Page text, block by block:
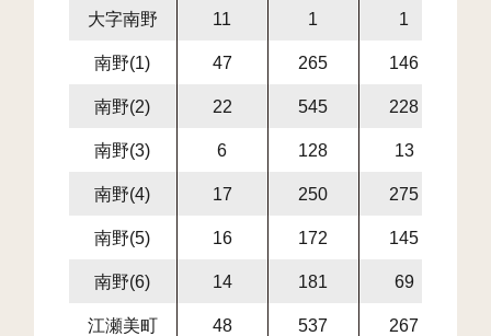
大字南野 11 1 1
南野(1) 47 265 146
南野(2) 22 545 228
南野(3) 6 128 13
南野(4) 17 250 275
南野(5) 16 172 145
南野(6) 14 181 69
江瀬美町 48 537 267